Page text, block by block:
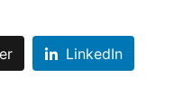
LinkedIn